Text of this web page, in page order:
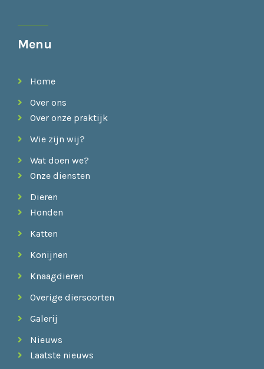
Menu
Home
Over ons
Over onze praktijk
Wie zijn wij?
Wat doen we?
Onze diensten
Dieren
Honden
Katten
Konijnen
Knaagdieren
Overige diersoorten
Galerij
Nieuws
Laatste nieuws